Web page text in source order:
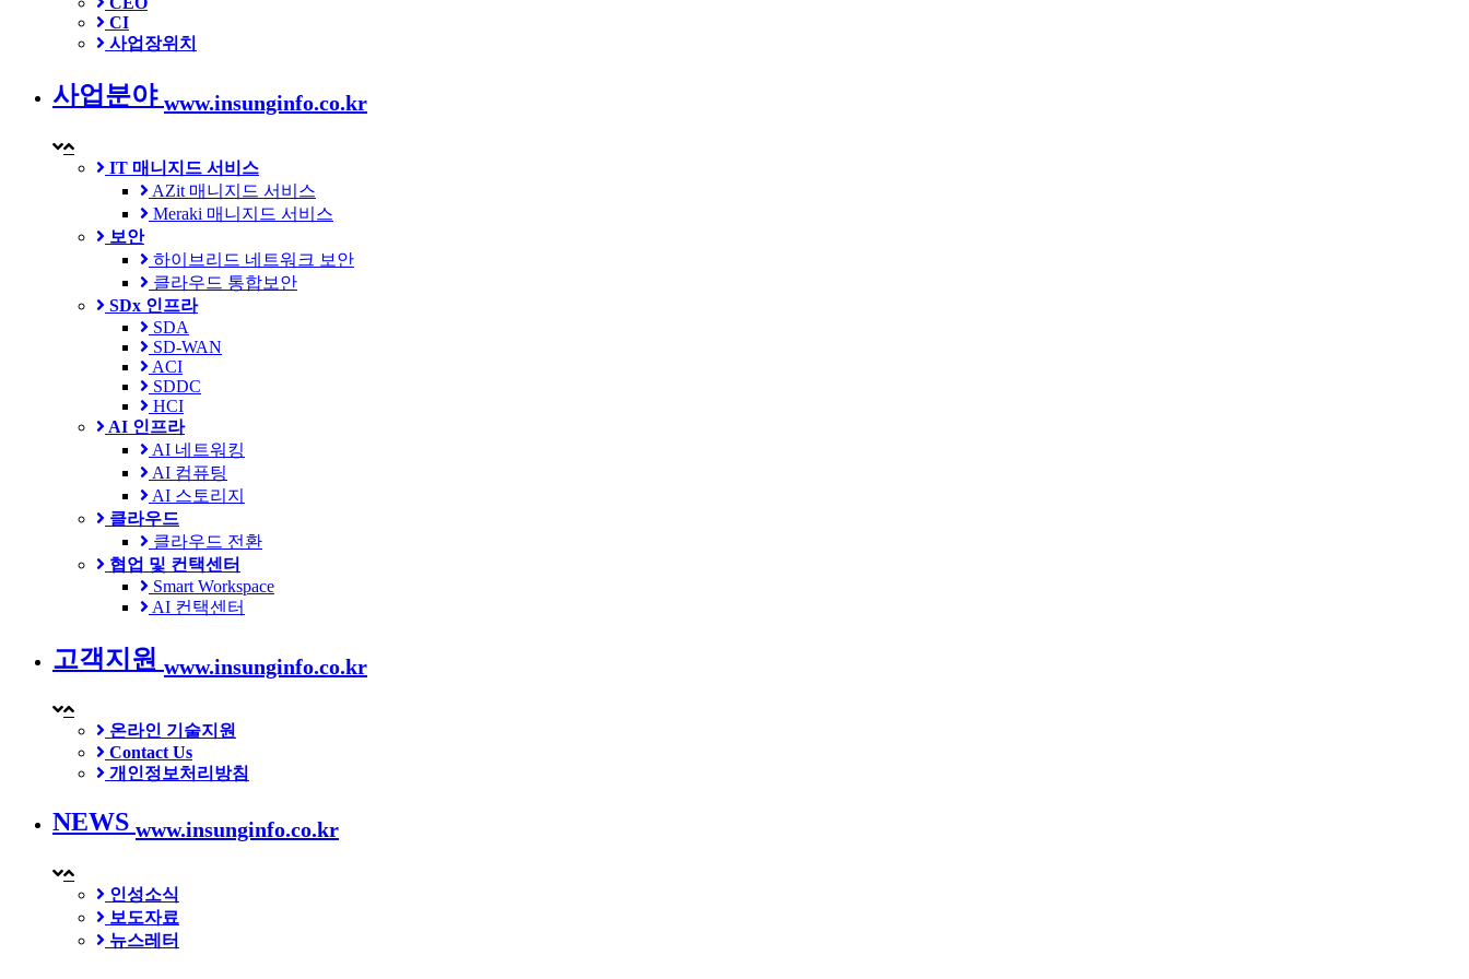
CI
사업장위치
사업분야 www.insunginfo.co.kr
IT 매니지드 서비스
AZit 매니지드 서비스
Meraki 매니지드 서비스
보안
하이브리드 네트워크 보안
클라우드 통합보안
SDx 인프라
SDA
SD-WAN
ACI
SDDC
HCI
AI 인프라
AI 네트워킹
AI 컴퓨팅
AI 스토리지
클라우드
클라우드 전환
협업 및 컨택센터
Smart Workspace
AI 컨택센터
고객지원 www.insunginfo.co.kr
온라인 기술지원
Contact Us
개인정보처리방침
NEWS www.insunginfo.co.kr
인성소식
보도자료
뉴스레터